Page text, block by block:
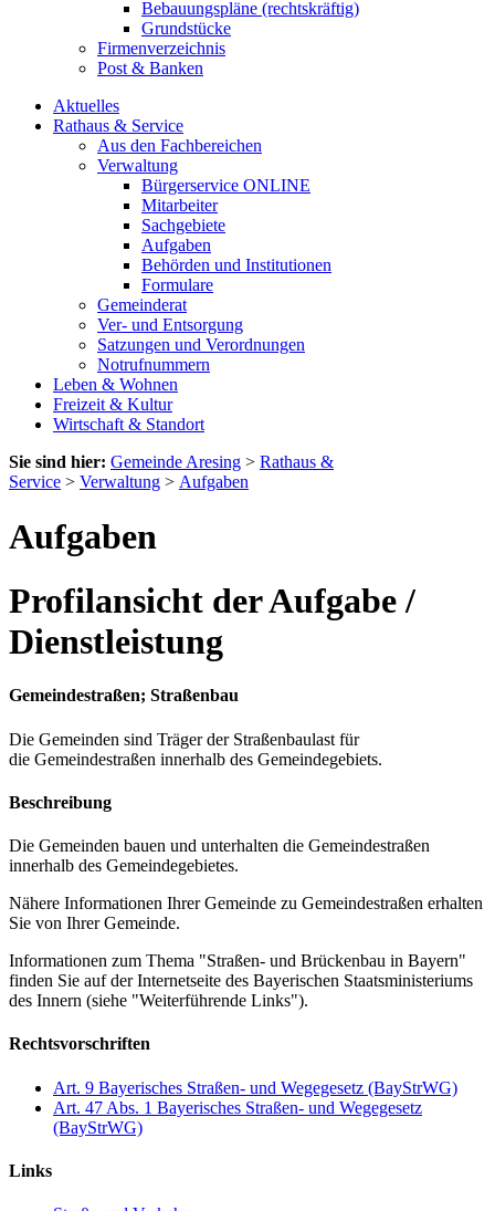
Bebauungspläne (rechtskräftig)
Grundstücke
Firmenverzeichnis
Post & Banken
Aktuelles
Rathaus & Service
Aus den Fachbereichen
Verwaltung
Bürgerservice ONLINE
Mitarbeiter
Sachgebiete
Aufgaben
Behörden und Institutionen
Formulare
Gemeinderat
Ver- und Entsorgung
Satzungen und Verordnungen
Notrufnummern
Leben & Wohnen
Freizeit & Kultur
Wirtschaft & Standort
Sie sind hier: Gemeinde Aresing > Rathaus &
Service > Verwaltung > Aufgaben
Aufgaben
Profilansicht der Aufgabe /
Dienstleistung
Gemeindestraßen; Straßenbau
Die Gemeinden sind Träger der Straßenbaulast für
die Gemeindestraßen innerhalb des Gemeindegebiets.
Beschreibung
Die Gemeinden bauen und unterhalten die Gemeindestraßen
innerhalb des Gemeindegebietes.
Nähere Informationen Ihrer Gemeinde zu Gemeindestraßen erhalten
Sie von Ihrer Gemeinde.
Informationen zum Thema "Straßen- und Brückenbau in Bayern"
finden Sie auf der Internetseite des Bayerischen Staatsministeriums
des Innern (siehe "Weiterführende Links").
Rechtsvorschriften
Art. 9 Bayerisches Straßen- und Wegegesetz (BayStrWG)
Art. 47 Abs. 1 Bayerisches Straßen- und Wegegesetz
(BayStrWG)
Links